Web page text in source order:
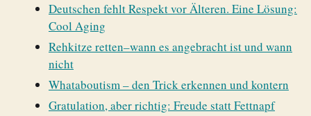
Deutschen fehlt Respekt vor Älteren. Eine Lösung:
Cool Aging
Rehkitze retten–wann es angebracht ist und wann
nicht
Whataboutism – den Trick erkennen und kontern
Gratulation, aber richtig: Freude statt Fettnapf